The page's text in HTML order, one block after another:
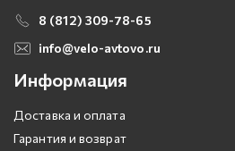
8 (812) 309-78-65
info@velo-avtovo.ru
Информация
Доставка и оплата
Гарантия и возврат